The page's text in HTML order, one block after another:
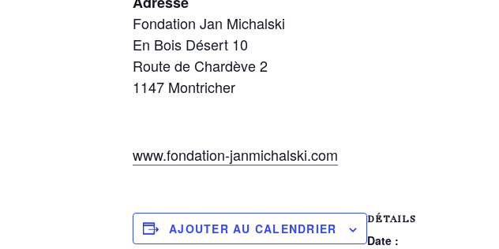
Fondation Jan Michalski
En Bois Désert 10
Route de Chardève 2
1147 Montricher
www.fondation-janmichalski.com
AJOUTER AU CALENDRIER
DÉTAILS
Date :